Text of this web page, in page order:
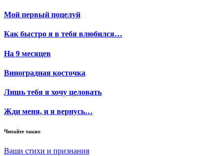
Мой первый поцелуй
Как быстро я в тебя влюбился…
На 9 месяцев
Виноградная косточка
Лишь тебя я хочу целовать
Жди меня, и я вернусь…
Читайте также
Ваши стихи и признания